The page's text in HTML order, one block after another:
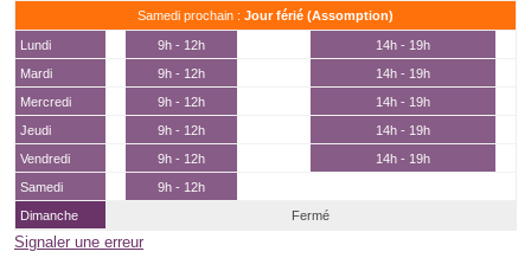
Samedi prochain : Jour férié (Assomption)
Lundi 9h - 12h
14h - 19h
Mardi
9h - 12h
14h - 19h
Mercredi
9h - 12h
14h - 19h
Jeudi
9h - 12h
14h - 19h
Vendredi
9h - 12h
14h - 19h
Samedi
9h - 12h
Dimanche
Fermé
Signaler une erreur